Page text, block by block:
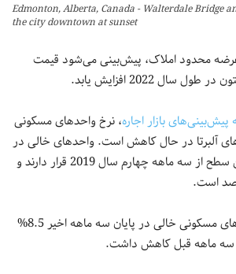
Edmonton, Alberta, Canada - Walterdale Bridge
the city downtown at sunset
عرضه محدود املاک، پیش‌بینی می‌شود قیمت
سال 2022 افزایش یابد.
پیش‌بینی‌های بازار اجاره، نرخ واحد‌های مسکونی
آلبرتا در حال کاهش است. واحد‌های خالی در
کلگری نیز در پائین‌ترین سطح از سه ماهه چهارم سال 2019 قرار دارند و
در ادمونتون، کل واحد‌های مسکونی خالی در پایان سه ماهه اخیر 8.5%